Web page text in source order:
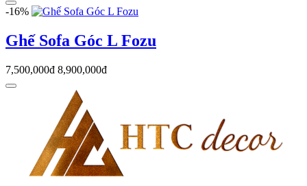
-16%
Ghế Sofa Góc L Fozu
7,500,000đ 8,900,000đ